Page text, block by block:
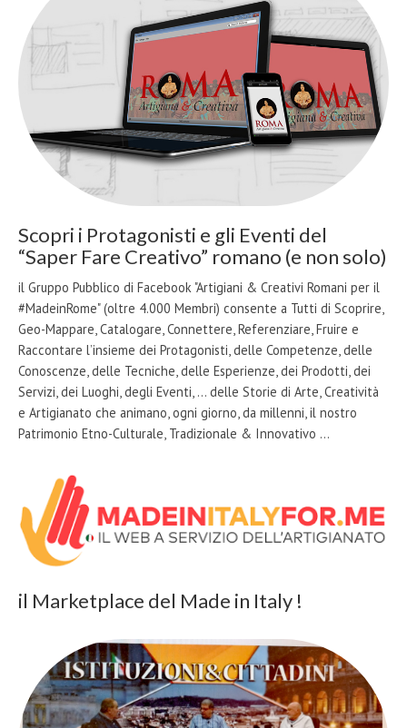
Scopri i Protagonisti e gli Eventi del
“Saper Fare Creativo” romano (e non solo)
il Gruppo Pubblico di Facebook "Artigiani & Creativi Romani per il
#MadeinRome" (oltre 4.000 Membri) consente a Tutti di Scoprire,
Geo-Mappare, Catalogare, Connettere, Referenziare, Fruire e
Raccontare l’insieme dei Protagonisti, delle Competenze, delle
Conoscenze, delle Tecniche, delle Esperienze, dei Prodotti, dei
Servizi, dei Luoghi, degli Eventi, … delle Storie di Arte, Creatività
e Artigianato che animano, ogni giorno, da millenni, il nostro
Patrimonio Etno-Culturale, Tradizionale & Innovativo …
il Marketplace del Made in Italy !